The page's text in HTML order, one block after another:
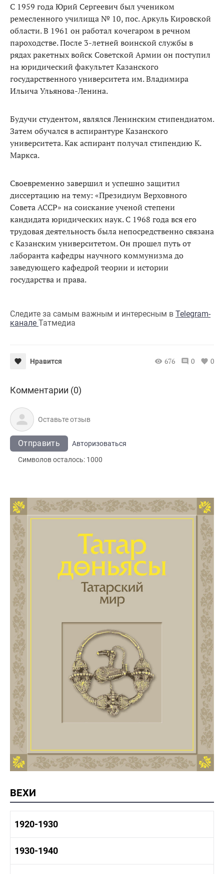
С 1959 года Юрий Сергеевич был учеником
ремесленного училища № 10, пос. Аркуль Кировской
области. В 1961 он работал кочегаром в речном
пароходстве. После 3-летней воинской службы в
рядах ракетных войск Советской Армии он поступил
на юридический факультет Казанского
государственного университета им. Владимира
Ильича Ульянова-Ленина.
Будучи студентом, являлся Ленинским стипендиатом.
Затем обучался в аспирантуре Казанского
университета. Как аспирант получал стипендию К.
Маркса.
Своевременно завершил и успешно защитил
диссертацию на тему: «Президиум Верховного
Совета АССР» на соискание ученой степени
кандидата юридических наук. С 1968 года вся его
трудовая деятельность была непосредственно связана
с Казанским университетом. Он прошел путь от
лаборанта кафедры научного коммунизма до
заведующего кафедрой теории и истории
государства и права.
Следите за самым важным и интересным в Telegram-
канале Татмедиа
Нравится 676 0 0
Комментарии (0)
Отправить
Авторизоваться
Символов осталось: 1000
ВЕХИ
1920-1930
1920-1930 история
1920-1930 культура
1930-1940